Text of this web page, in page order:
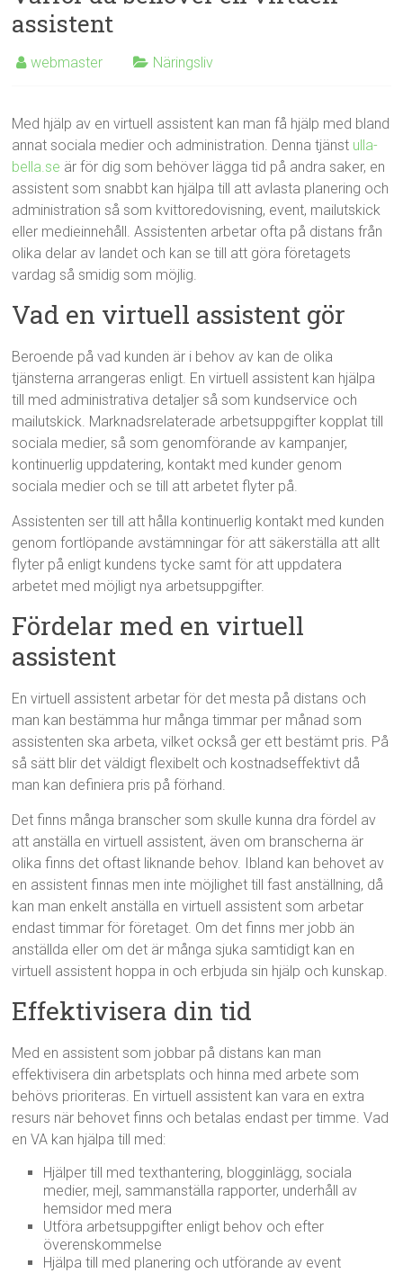
assistent
webmaster Näringsliv
Med hjälp av en virtuell assistent kan man få hjälp med bland
annat sociala medier och administration. Denna tjänst ulla-
bella.se är för dig som behöver lägga tid på andra saker, en
assistent som snabbt kan hjälpa till att avlasta planering och
administration så som kvittoredovisning, event, mailutskick
eller medieinnehåll. Assistenten arbetar ofta på distans från
olika delar av landet och kan se till att göra företagets
vardag så smidig som möjlig.
Vad en virtuell assistent gör
Beroende på vad kunden är i behov av kan de olika
tjänsterna arrangeras enligt. En virtuell assistent kan hjälpa
till med administrativa detaljer så som kundservice och
mailutskick. Marknadsrelaterade arbetsuppgifter kopplat till
sociala medier, så som genomförande av kampanjer,
kontinuerlig uppdatering, kontakt med kunder genom
sociala medier och se till att arbetet flyter på.
Assistenten ser till att hålla kontinuerlig kontakt med kunden
genom fortlöpande avstämningar för att säkerställa att allt
flyter på enligt kundens tycke samt för att uppdatera
arbetet med möjligt nya arbetsuppgifter.
Fördelar med en virtuell
assistent
En virtuell assistent arbetar för det mesta på distans och
man kan bestämma hur många timmar per månad som
assistenten ska arbeta, vilket också ger ett bestämt pris. På
så sätt blir det väldigt flexibelt och kostnadseffektivt då
man kan definiera pris på förhand.
Det finns många branscher som skulle kunna dra fördel av
att anställa en virtuell assistent, även om branscherna är
olika finns det oftast liknande behov. Ibland kan behovet av
en assistent finnas men inte möjlighet till fast anställning, då
kan man enkelt anställa en virtuell assistent som arbetar
endast timmar för företaget. Om det finns mer jobb än
anställda eller om det är många sjuka samtidigt kan en
virtuell assistent hoppa in och erbjuda sin hjälp och kunskap.
Effektivisera din tid
Med en assistent som jobbar på distans kan man
effektivisera din arbetsplats och hinna med arbete som
behövs prioriteras. En virtuell assistent kan vara en extra
resurs när behovet finns och betalas endast per timme. Vad
en VA kan hjälpa till med:
Hjälper till med texthantering, blogginlägg, sociala
medier, mejl, sammanställa rapporter, underhåll av
hemsidor med mera
Utföra arbetsuppgifter enligt behov och efter
överenskommelse
Hjälpa till med planering och utförande av event